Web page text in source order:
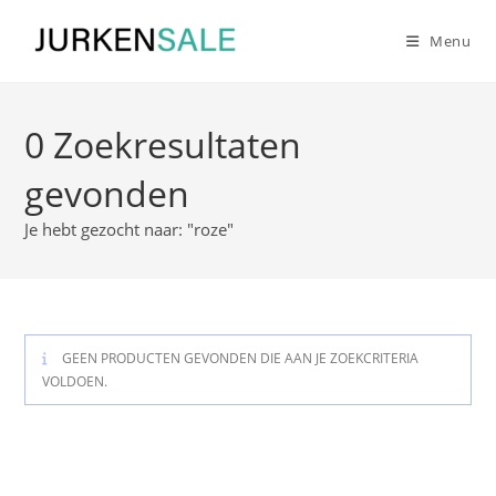
Menu
0 Zoekresultaten
gevonden
Je hebt gezocht naar: "roze"
GEEN PRODUCTEN GEVONDEN DIE AAN JE ZOEKCRITERIA
VOLDOEN.